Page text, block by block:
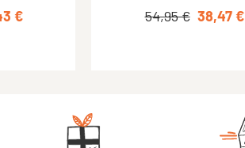
€ 84,95 € 50,97 €
€ 84,95 € 50,97 €
€ 54,95 € 38,47 €